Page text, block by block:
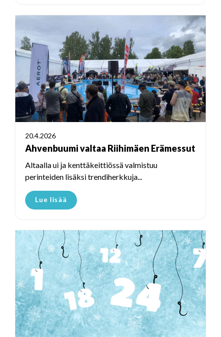
20.4.2026
Ahvenbuumi valtaa Riihimäen Erämessut
Altaalla ui ja kenttäkeittiössä valmistuu
perinteiden lisäksi trendiherkkuja...
Lue lisää